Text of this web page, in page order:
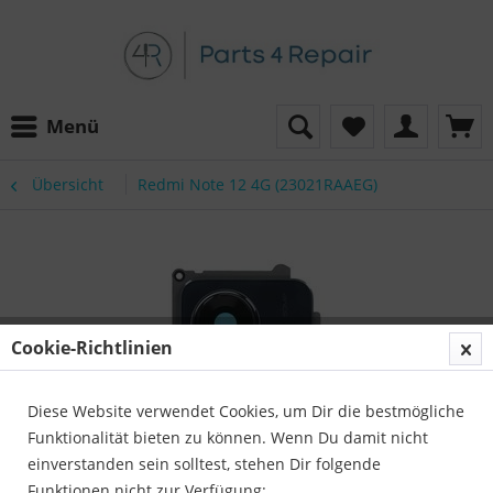
Menü
Übersicht Redmi Note 12 4G (23021RAAEG)
Cookie-Richtlinien
Diese Website verwendet Cookies, um Dir die bestmögliche
Funktionalität bieten zu können. Wenn Du damit nicht
einverstanden sein solltest, stehen Dir folgende